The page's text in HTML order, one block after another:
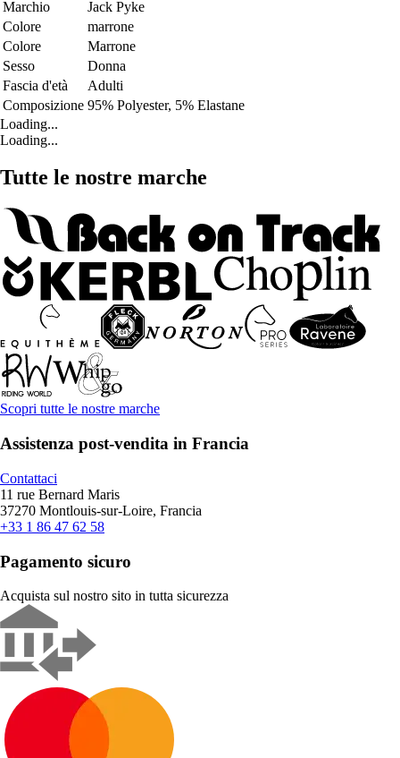
Marchio
Jack Pyke
Colore
marrone
Colore
Marrone
Sesso
Donna
Fascia d'età
Adulti
Composizione 95% Polyester, 5% Elastane
Loading...
Loading...
Tutte le nostre marche
Scopri tutte le nostre marche
Assistenza post-vendita in Francia
Contattaci
11 rue Bernard Maris
37270 Montlouis-sur-Loire, Francia
+33 1 86 47 62 58
Pagamento sicuro
Acquista sul nostro sito in tutta sicurezza